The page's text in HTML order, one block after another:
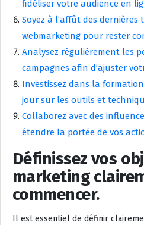
fidéliser votre audience en
Soyez à l’affût des dernières
webmarketing pour rester
Analysez régulièrement les
campagnes afin d’ajuster
Investissez dans la
jour sur les outils et
Collaborez avec des
étendre la portée de vos
Définissez vos
marketing
commencer.
Il est essentiel de définir